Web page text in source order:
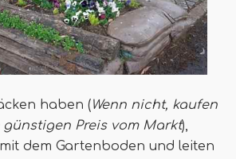
haben (Wenn nicht, kaufen
günstigen Preis vom Markt),
dem Gartenboden und leiten